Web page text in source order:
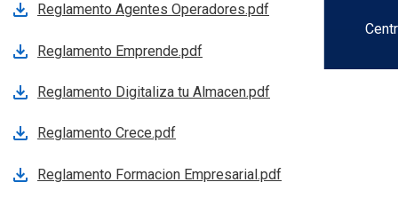
Reglamento Agentes Operadores.pdf
Reglamento Emprende.pdf
Reglamento Digitaliza tu Almacen.pdf
Reglamento Crece.pdf
Reglamento Formacion Empresarial.pdf